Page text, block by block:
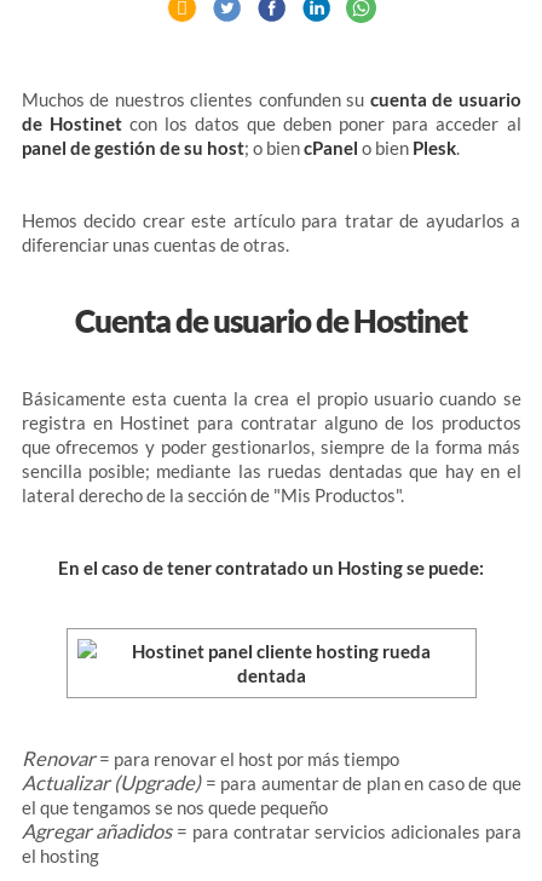
Muchos de nuestros clientes confunden su cuenta de usuario
de Hostinetcon los datos que deben poner para acceder al
panel de gestión de su host; o biencPanel o bienPlesk.
Hemos decido crear este artículo para tratar de ayudarlos a
diferenciar unas cuentas de otras.
Cuenta de usuario de Hostinet
Básicamente esta cuenta la crea el propio usuario cuando se
registra en Hostinet para contratar alguno de los productos
que ofrecemos y poder gestionarlos, siempre de la forma más
sencilla posible; mediante las ruedas dentadas que hay en el
lateral derecho de la sección de "Mis Productos".
En el caso de tener contratado un Hosting se puede:
Renovar= para renovar el host por más tiempo
Actualizar (Upgrade)= para aumentar de plan en caso de que
el que tengamos se nos quede pequeño
Agregar añadidos= para contratar servicios adicionales para
el hosting